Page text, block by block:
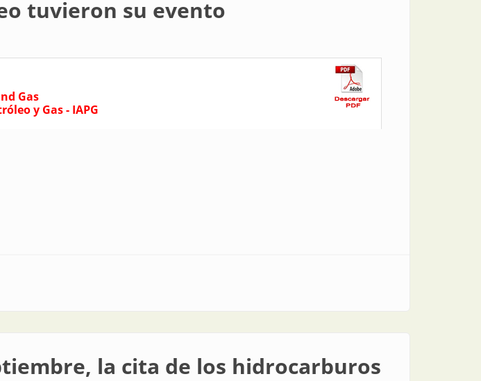
tuvieron su evento
Gas
y Gas - IAPG
la cita de los hidrocarburos